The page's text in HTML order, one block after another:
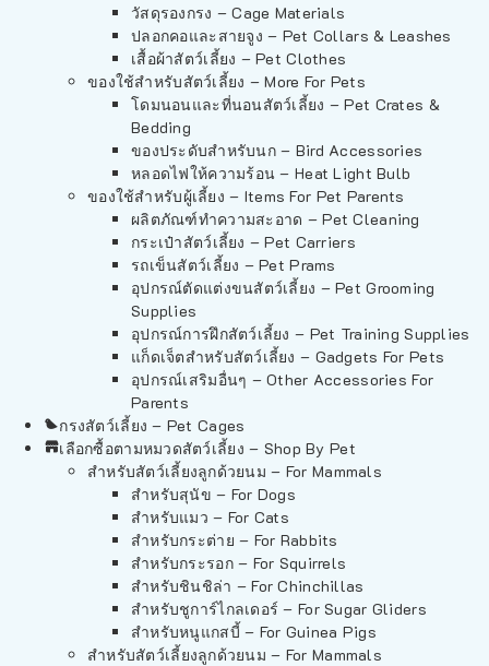
วัสดุรองกรง – Cage Materials
ปลอกคอและสายจูง – Pet Collars & Leashes
เสื้อผ้าสัตว์เลี้ยง – Pet Clothes
ของใช้สำหรับสัตว์เลี้ยง – More For Pets
โดมนอนและที่นอนสัตว์เลี้ยง – Pet Crates &
Bedding
ของประดับสำหรับนก – Bird Accessories
หลอดไฟให้ความร้อน – Heat Light Bulb
ของใช้สำหรับผู้เลี้ยง – Items For Pet Parents
ผลิตภัณฑ์ทำความสะอาด – Pet Cleaning
กระเป๋าสัตว์เลี้ยง – Pet Carriers
รถเข็นสัตว์เลี้ยง – Pet Prams
อุปกรณ์ตัดแต่งขนสัตว์เลี้ยง – Pet Grooming
Supplies
อุปกรณ์การฝึกสัตว์เลี้ยง – Pet Training Supplies
แก็ดเจ็ตสำหรับสัตว์เลี้ยง – Gadgets For Pets
อุปกรณ์เสริมอื่นๆ – Other Accessories For
Parents
กรงสัตว์เลี้ยง – Pet Cages
เลือกซื้อตามหมวดสัตว์เลี้ยง – Shop By Pet
สำหรับสัตว์เลี้ยงลูกด้วยนม – For Mammals
สำหรับสุนัข – For Dogs
สำหรับแมว – For Cats
สำหรับกระต่าย – For Rabbits
สำหรับกระรอก – For Squirrels
สำหรับชินชิล่า – For Chinchillas
สำหรับชูการ์ไกลเดอร์ – For Sugar Gliders
สำหรับหนูแกสบี้ – For Guinea Pigs
สำหรับสัตว์เลี้ยงลูกด้วยนม – For Mammals